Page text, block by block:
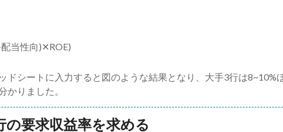
当性向)✕ROE)
ドシートに入力すると図のような結果となり、大手3行は8~10%
かりました。
の要求収益率を求める